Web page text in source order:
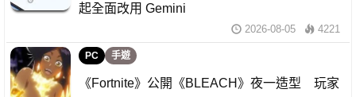
起全面改用 Gemini
2026-08-05 4221
PC 手遊
《Fortnite》公開《BLEACH》夜一造型 玩家